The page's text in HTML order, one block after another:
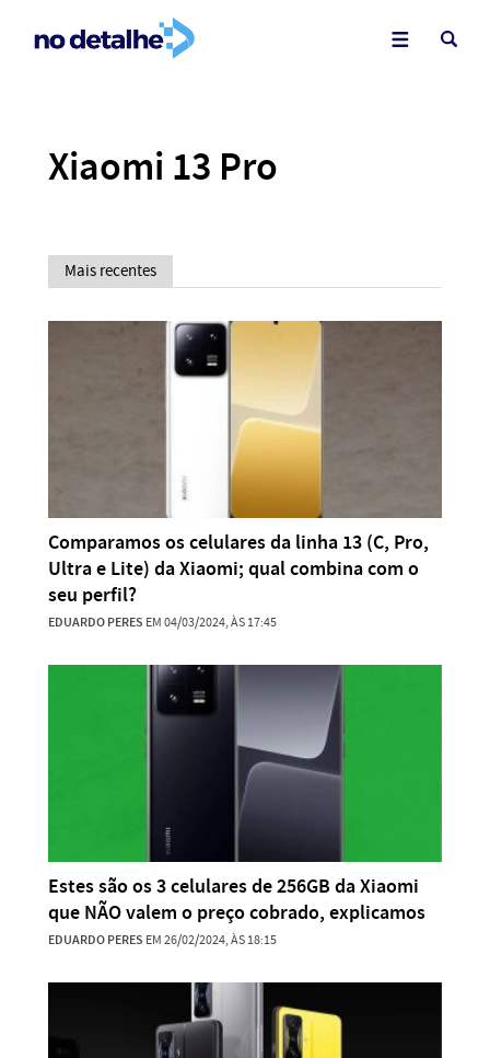
Xiaomi 13 Pro
Mais recentes
Comparamos os celulares da linha 13 (C, Pro,
Ultra e Lite) da Xiaomi; qual combina com o
seu perfil?
EDUARDO PERES EM 04/03/2024, ÀS 17:45
Estes são os 3 celulares de 256GB da Xiaomi
que NÃO valem o preço cobrado, explicamos
EDUARDO PERES EM 26/02/2024, ÀS 18:15